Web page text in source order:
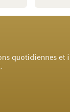
quotidiennes